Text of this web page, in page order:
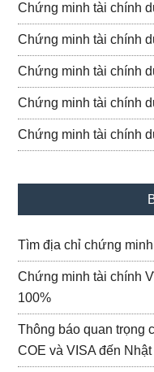
Chứng minh tài chính
Chứng minh tài chính
Chứng minh tài chính
Chứng minh tài chính
Chứng minh tài chính
Tìm địa chỉ chứng
Chứng minh tài chính
100%
Thông báo quan trọng
COE và VISA đến